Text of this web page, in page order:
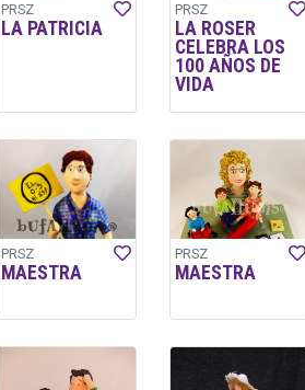
PRSZ
LA PATRICIA
PRSZ
LA ROSER
CELEBRA LOS
100 AÑOS DE
VIDA
PRSZ
MAESTRA
PRSZ
MAESTRA